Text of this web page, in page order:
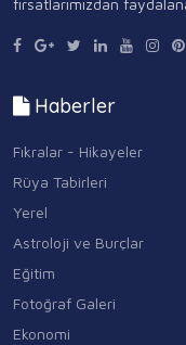
Haberler
Fıkralar - Hikayeler
Rüya Tabirleri
Yerel
Astroloji ve Burçlar
Eğitim
Fotoğraf Galeri
Ekonomi